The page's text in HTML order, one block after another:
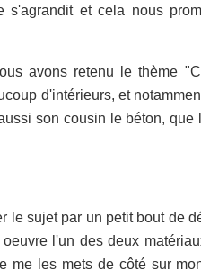
s'agrandit et cela nous
avons retenu le thème
d'intérieurs, et
son cousin le béton, que
le sujet par un petit bout de
l'un des deux
me les mets de côté sur